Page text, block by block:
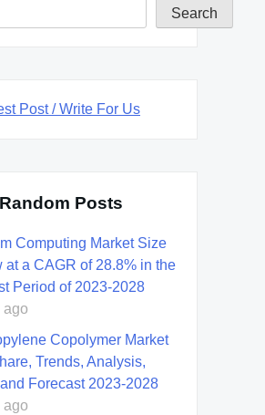
Search
Post / Write For Us
Random Posts
Computing Market Size
at a CAGR of 28.8% in the
Period of 2023-2028
ago
Copolymer Market
Trends, Analysis,
Forecast 2023-2028
ago